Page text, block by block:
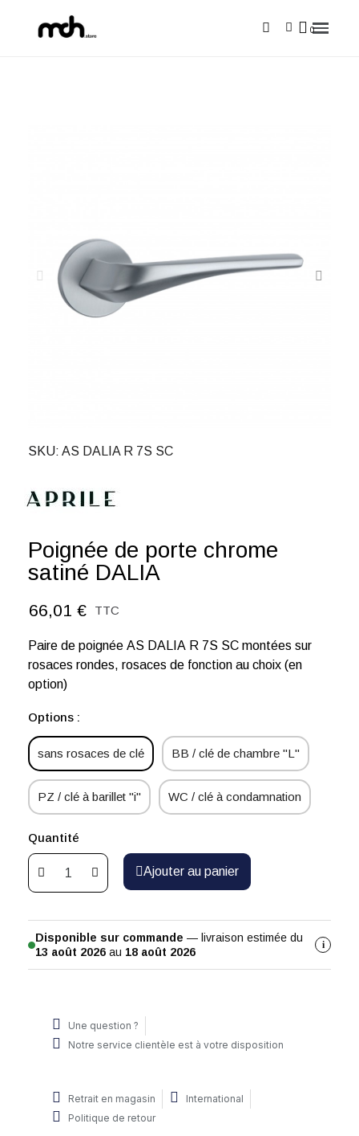
SKU AS DALIA R 7S SC
Poignée de porte chrome
satiné DALIA
66,01 € TTC
Paire de poignée AS DALIA R 7S SC montées sur
rosaces rondes, rosaces de fonction au choix (en
option)
Options :
sans rosaces de clé BB / clé de chambre "L"
PZ / clé à barillet "i" WC / clé à condamnation
Quantité
Ajouter au panier
Disponible sur commande — livraison estimée du
13 août 2026 au 18 août 2026
i
Une question ?
Notre service clientèle est à votre disposition
Retrait en magasin
International
Politique de retour